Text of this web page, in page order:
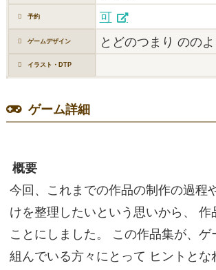
予約 可
ゲームデザイン とどのつまり ののよ
イラスト・DTP
ゲーム詳細
概要
今回、これまでの作品の制作の過程
けを整理したいという思いから、 作
ことにしました。 この作品集が、ゲ
組んでいる方々にとって ヒントとな